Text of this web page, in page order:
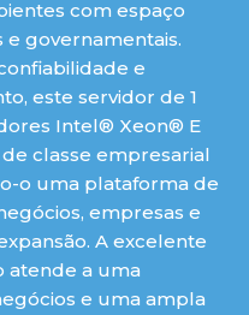
com espaço
governamentais.
e
este servidor de 1
Intel® Xeon® E
classe empresarial
o uma plataforma de
empresas e
A excelente
atende a uma
e uma ampla